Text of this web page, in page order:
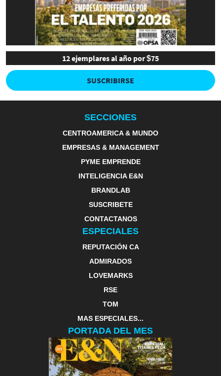
12 ejemplares al año por $75
SUSCRIBIRSE
SECCIONES
CENTROAMERICA & MUNDO
EMPRESAS & MANAGEMENT
PYME EMPRENDE
INTELIGENCIA E&N
BRANDLAB
SUSCRIBETE
CONTACTANOS
ESPECIALES
REPUTACIÓN CA
ADMIRADOS
LOVEMARKS
RSE
TOM
MAS ESPECIALES...
PORTADA DEL MES